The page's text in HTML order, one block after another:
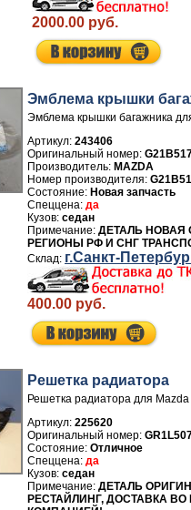
2000.00 руб.
Эмблема крышки
Эмблема крышки багажника
Артикул: 243406
Производитель: MAZDA
Номер производителя:
Новая запчасть
да
седан
ДЕТАЛЬ НОВАЯ
РЕГИОНЫ РФ И СНГ
г.Санкт-
400.00 руб.
Решетка радиатора
Решетка радиатора для
Артикул: 225620
Отличное
да
седан
ДЕТАЛЬ
РЕСТАЙЛИНГ, ДОСТАВКА